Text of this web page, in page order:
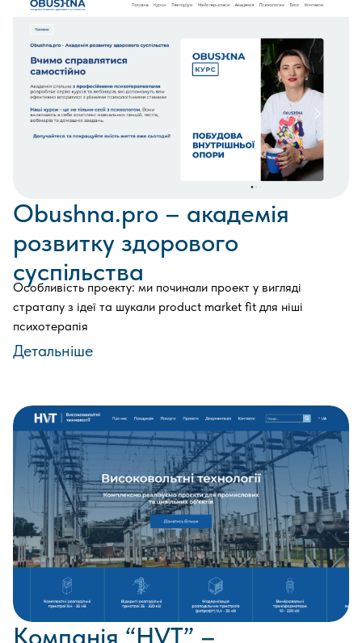
Obushna.pro – академія
розвитку здорового
суспільства
Особливість проекту: ми починали проект у вигляді
стратапу з ідеї та шукали product market fit для ніші
психотерапія
Детальніше
Компанія “HVT” –